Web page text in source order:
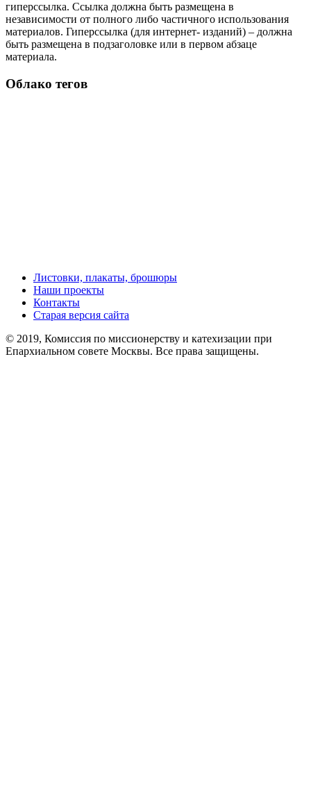
гиперссылка. Ссылка должна быть размещена в
независимости от полного либо частичного использования
материалов. Гиперссылка (для интернет- изданий) – должна
быть размещена в подзаголовке или в первом абзаце
материала.
Облако тегов
Листовки, плакаты, брошюры
Наши проекты
Контакты
Старая версия сайта
© 2019, Комиссия по миссионерству и катехизации при
Епархиальном совете Москвы. Все права защищены.